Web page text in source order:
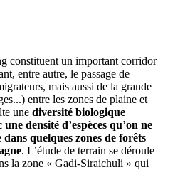
constituent un important corridor
entre autre, le passage de
mais aussi de la grande
entre les zones de plaine et
une diversité biologique
densité d’espèces qu’on ne
quelques zones de forêts
. L’étude de terrain se déroule
la zone « Gadi-Siraichuli » qui